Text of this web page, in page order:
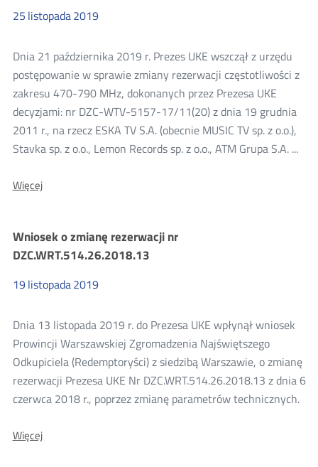
25 listopada2019
Dnia 21 października 2019 r. Prezes UKE wszczął z urzędu
postępowanie w sprawie zmiany rezerwacji częstotliwości z
zakresu 470-790 MHz, dokonanych przez Prezesa UKE
decyzjami: nr DZC-WTV-5157-17/11(20) z dnia 19 grudnia
2011 r., na rzecz ESKA TV S.A. (obecnie MUSIC TV sp. z o.o.),
Stavka sp. z o.o., Lemon Records sp. z o.o., ATM Grupa S.A. ...
WięcejO:
MUX1
Wniosek o zmianę rezerwacji nr
DZC.WRT.514.26.2018.13
19listopada2019
Dnia 13 listopada 2019 r. do Prezesa UKE wpłynął wniosek
Prowincji Warszawskiej Zgromadzenia Najświętszego
Odkupiciela (Redemptoryści) z siedzibą Warszawie, o zmianę
rezerwacji Prezesa UKE Nr DZC.WRT.514.26.2018.13 z dnia 6
czerwca 2018 r., poprzez zmianę parametrów technicznych.
WięcejO: